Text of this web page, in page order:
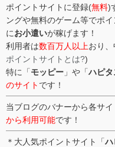
ポイントサイトに登録(無料)
ングや無料のゲーム等でポ
にお小遣いが稼げます！
利用者は数百万人以上おり
ポイントサイトとは?)
特に「モッピー 」や「ハピタ
のサイト です！
当ブログのバナーから各サ
から利用可能です！
＊大人気ポイントサイト「ハ